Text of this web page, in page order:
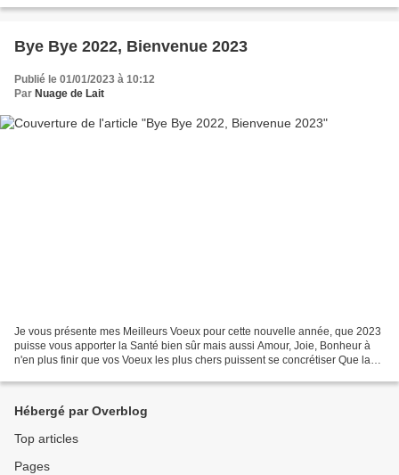
Bye Bye 2022, Bienvenue 2023
Publié le 01/01/2023 à 10:12
Par Nuage de Lait
Je vous présente mes Meilleurs Voeux pour cette nouvelle année, que 2023
puisse vous apporter la Santé bien sûr mais aussi Amour, Joie, Bonheur à
n'en plus finir que vos Voeux les plus chers puissent se concrétiser Que la
Hébergé par Overblog
Top articles
Pages